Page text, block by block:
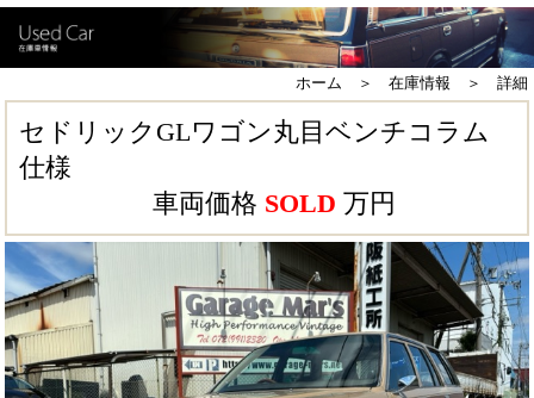
ホーム ＞ 在庫情報 ＞ 詳細
セドリックGLワゴン丸目ベンチコラム
仕様
車両価格 SOLD 万円